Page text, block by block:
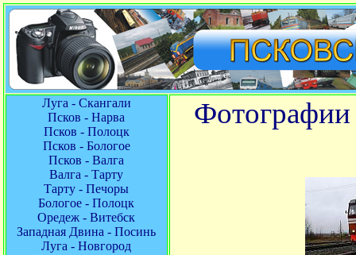
Луга - Скангали
Псков - Нарва
Псков - Полоцк
Псков - Бологое
Псков - Валга
Валга - Тарту
Тарту - Печоры
Бологое - Полоцк
Оредеж - Витебск
Западная Двина - Посинь
Луга - Новгород
Фотографии